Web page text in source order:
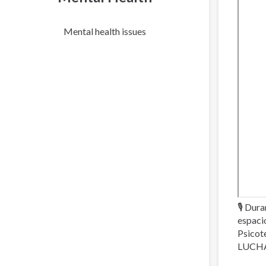
Mental health issues
🎙